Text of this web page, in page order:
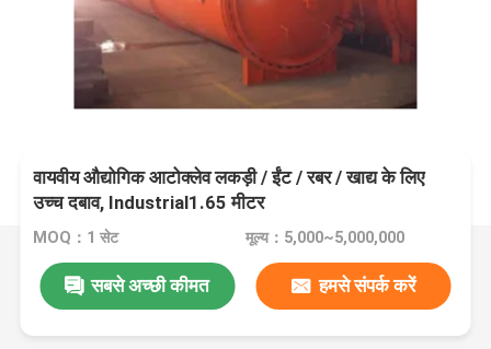
वायवीय औद्योगिक आटोक्लेव लकड़ी / ईंट / रबर / खाद्य के लिए
उच्च दबाव, Industrial1.65 मीटर
MOQ：1 सेट मूल्य：5,000~5,000,000
सबसे अच्छी कीमत हमसे संपर्क करें